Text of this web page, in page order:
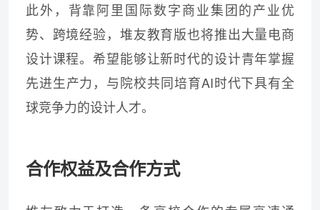
此外，背靠阿里国际数字商业集团的产业优
势、跨境经验，堆友教育版也将推出大量电商
设计课程。希望能够让新时代的设计青年掌握
先进生产力，与院校共同培育AI时代下具有全
球竞争力的设计人才。
合作权益及合作方式